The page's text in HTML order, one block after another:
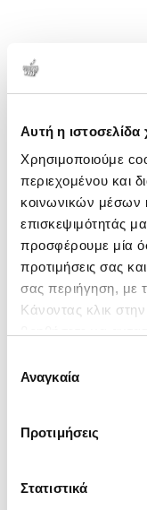
Αυτή η ιστοσελίδα
Χρησιμοποιούμε
περιεχομένου και
κοινωνικών μέσων
επισκεψιμότητάς
προσφέρουμε μία
προτιμήσεις σας
σας περιήγηση, με
Κάνοντας κλικ στην
ενδιαφέρουν και
συγκατάθεσης
Αναγκαία
Προτιμήσεις
Στατιστικά